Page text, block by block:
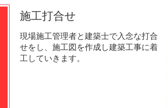
施工打合せ
現場施工管理者と建築士で入念な打合
せをし、施工図を作成し建築工事に着
工していきます。